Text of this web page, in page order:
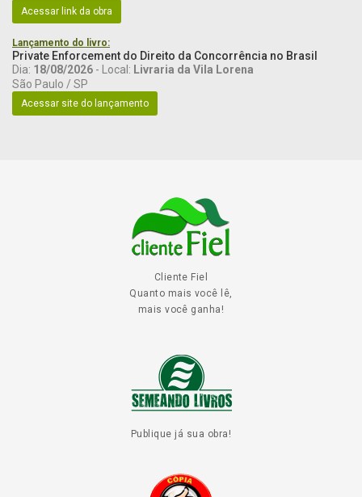
Acessar link da obra
Lançamento do livro:
Private Enforcement do Direito da Concorrência no Brasil
Dia: 18/08/2026 - Local: Livraria da Vila Lorena
São Paulo / SP
Acessar site do lançamento
Cliente Fiel
Quanto mais você lê,
mais você ganha!
Publique já sua obra!